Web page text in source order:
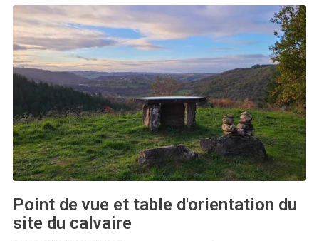
Point de vue et table d'orientation du
site du calvaire